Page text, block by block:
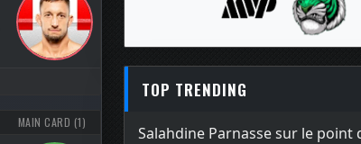
MAIN CARD (1)
TOP TRENDING
Salahdine Parnasse sur le point